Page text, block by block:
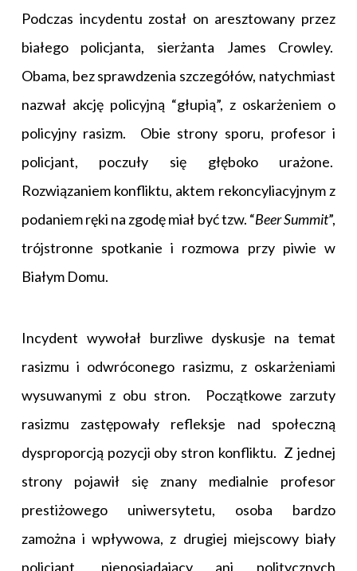
Podczas incydentu został on aresztowany przez
białego policjanta, sierżanta James Crowley.
Obama, bez sprawdzenia szczegółów, natychmiast
nazwał akcję policyjną “głupią”, z oskarżeniem o
policyjny rasizm. Obie strony sporu, profesor i
policjant, poczuły się głęboko urażone.
Rozwiązaniem konfliktu, aktem rekoncyliacyjnym z
podaniem ręki na zgodę miał być tzw. “Beer Summit”,
trójstronne spotkanie i rozmowa przy piwie w
Białym Domu.
Incydent wywołał burzliwe dyskusje na temat
rasizmu i odwróconego rasizmu, z oskarżeniami
wysuwanymi z obu stron. Początkowe zarzuty
rasizmu zastępowały refleksje nad społeczną
dysproporcją pozycji oby stron konfliktu. Z jednej
strony pojawił się znany medialnie profesor
prestiżowego uniwersytetu, osoba bardzo
zamożna i wpływowa, z drugiej miejscowy biały
policjant, nieposiadający ani politycznych